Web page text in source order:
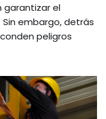
garantizar el
embargo, detrás
peligros